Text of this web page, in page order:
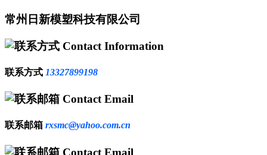
常州日新模塑科技有限公司
Contact Information
联系方式 13327899198
Contact Email
联系邮箱 rxsmc@yahoo.com.cn
Contact Email